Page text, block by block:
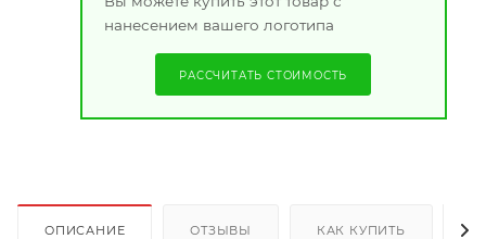
нанесением вашего логотипа
РАССЧИТАТЬ СТОИМОСТЬ
ОПИСАНИЕ ОТЗЫВЫ КАК КУПИТЬ